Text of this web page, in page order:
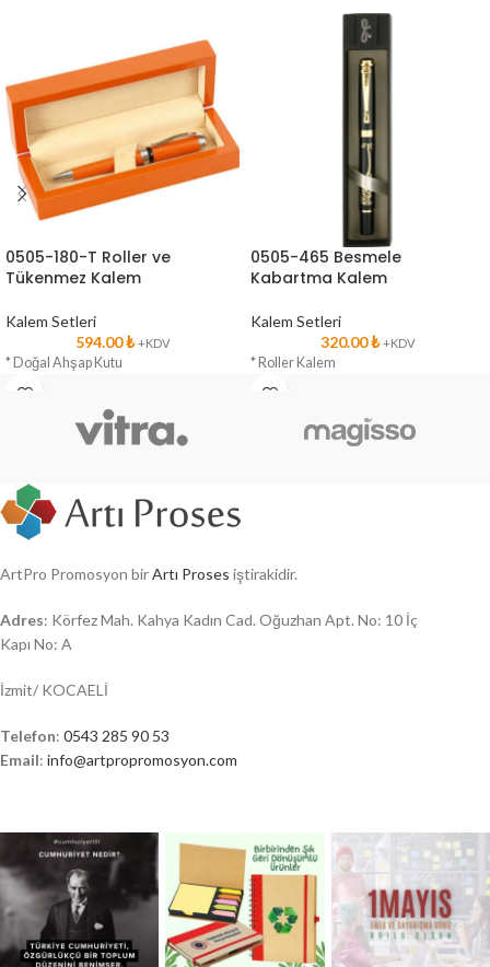
0505-180-T Roller ve
Tükenmez Kalem
Kalem Setleri
594.00₺ +KDV
* Doğal Ahşap Kutu
0505-465 Besmele
Kabartma Kalem
Kalem Setleri
320.00₺ +KDV
* Roller Kalem
ArtPro Promosyon birArtı Proses iştirakidir.
Adres: Körfez Mah. Kahya Kadın Cad. Oğuzhan Apt. No: 10 İç
Kapı No: A
İzmit/ KOCAELİ
Telefon: 0543 285 90 53
Email: info@artpropromosyon.com